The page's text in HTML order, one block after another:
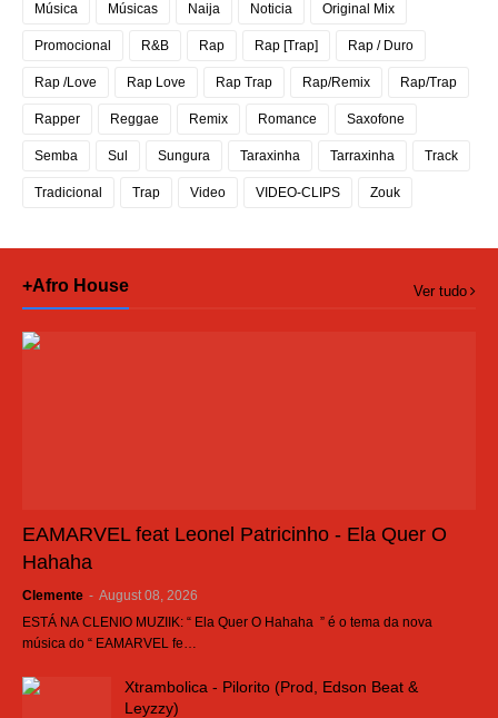
Música Músicas Naija Noticia Original Mix
Promocional R&B Rap Rap [Trap] Rap / Duro
Rap /Love Rap Love Rap Trap Rap/Remix Rap/Trap
Rapper Reggae Remix Romance Saxofone
Semba Sul Sungura Taraxinha Tarraxinha Track
Tradicional Trap Video VIDEO-CLIPS Zouk
+Afro House Ver tudo
EAMARVEL feat Leonel Patricinho - Ela Quer O
Hahaha
Clemente - August 08, 2026
ESTÁ NA CLENIO MUZIIK: “ Ela Quer O Hahaha ” é o tema da nova
música do “ EAMARVEL fe…
Xtrambolica - Pilorito (Prod, Edson Beat &
Leyzzy)